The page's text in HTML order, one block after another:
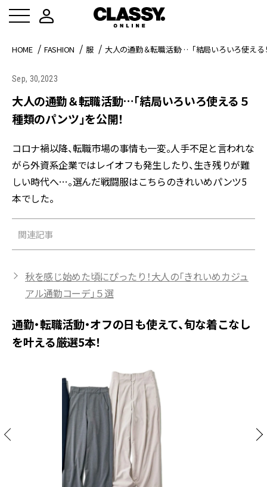
HOME FASHION 服 大人の通勤＆転職活動…「結局いろいろ使え
Sep, 30,2023
大人の通勤＆転職活動…「結局いろいろ使える５
種類のパンツ」を公開！
コロナ禍以降、転職市場の事情も一変。人手不足と言われな
がら外資系企業ではレイオフも発生したり、生き残りが難
しい時代へ…。選んだ戦闘服はこちらのきれいめパンツ5
本でした。
関連記事
秋を感じ始めた頃にぴったり！大人の「きれいめカジュ
アル通勤コーデ」５選
通勤・転職活動・オフの日も使えて、旬な着こなし
を叶える厳選5本！